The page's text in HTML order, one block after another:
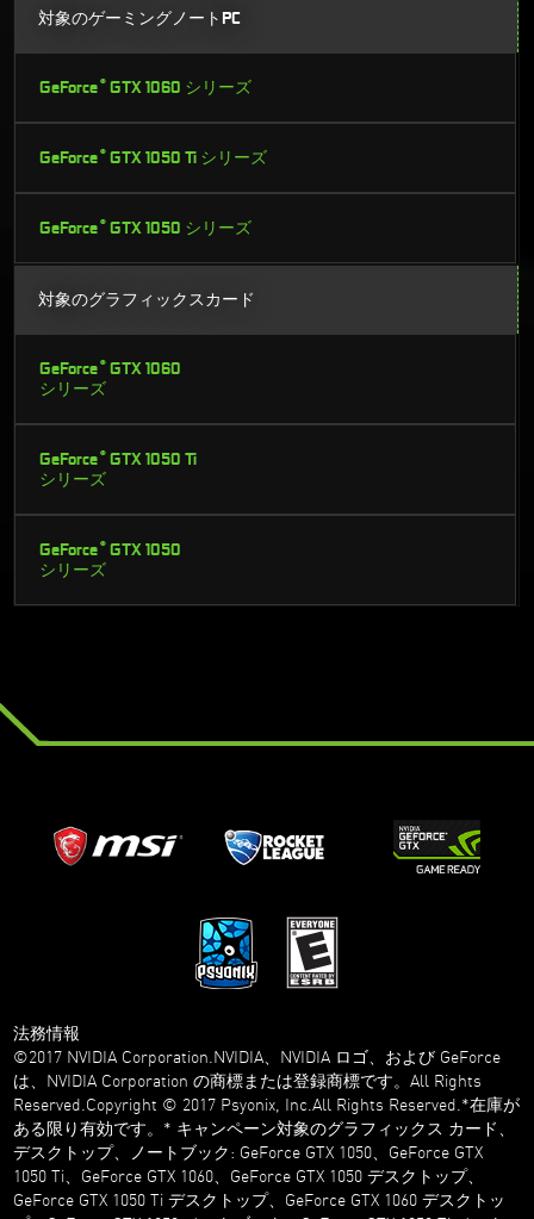
対象のゲーミングノートPC
GeForce® GTX 1060 シリーズ
GeForce® GTX 1050 Ti シリーズ
GeForce® GTX 1050 シリーズ
対象のグラフィックスカード
GeForce® GTX 1060
シリーズ
GeForce® GTX 1050 Ti
シリーズ
GeForce® GTX 1050
シリーズ
法務情報
©2017 NVIDIA Corporation.NVIDIA、NVIDIA ロゴ、および GeForce
は、NVIDIA Corporation の商標または登録商標です。All Rights
Reserved.Copyright © 2017 Psyonix, Inc.All Rights Reserved.*在庫が
ある限り有効です。* キャンペーン対象のグラフィックス カード、
デスクトップ、ノートブック: GeForce GTX 1050、GeForce GTX
1050 Ti、GeForce GTX 1060、GeForce GTX 1050 デスクトップ、
GeForce GTX 1050 Ti デスクトップ、GeForce GTX 1060 デスクトッ